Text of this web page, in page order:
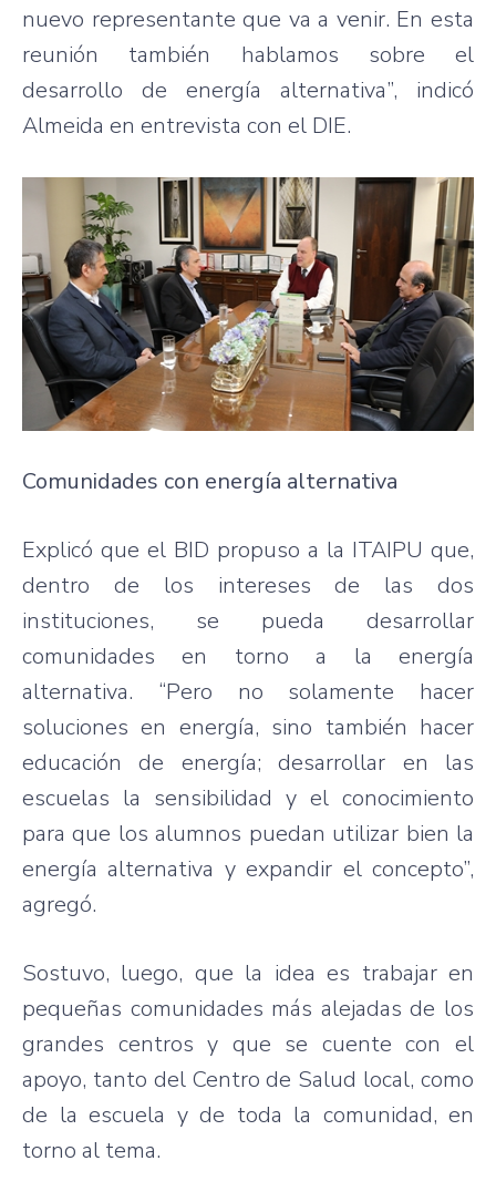
nuevo representante que va a venir. En esta
reunión también hablamos sobre el
desarrollo de energía alternativa”, indicó
Almeida en entrevista con el DIE.
Comunidades con energía alternativa
Explicó que el BID propuso a la ITAIPU que,
dentro de los intereses de las dos
instituciones, se pueda desarrollar
comunidades en torno a la energía
alternativa. “Pero no solamente hacer
soluciones en energía, sino también hacer
educación de energía; desarrollar en las
escuelas la sensibilidad y el conocimiento
para que los alumnos puedan utilizar bien la
energía alternativa y expandir el concepto”,
agregó.
Sostuvo, luego, que la idea es trabajar en
pequeñas comunidades más alejadas de los
grandes centros y que se cuente con el
apoyo, tanto del Centro de Salud local, como
de la escuela y de toda la comunidad, en
torno al tema.